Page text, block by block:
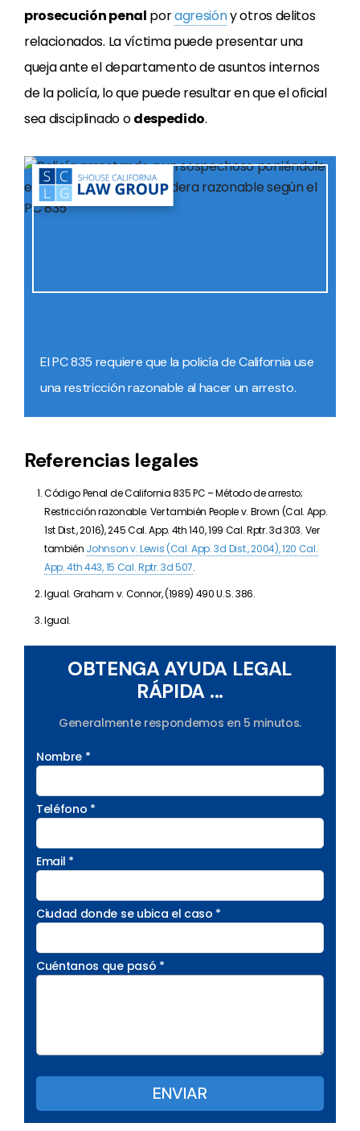
prosecución penal poragresióny otros delitos
relacionados. La víctima puede presentar una
queja ante el departamento de asuntos internos
de la policía, lo que puede resultar en que el oficial
sea disciplinado odespedido.
El PC 835 requiere que la policía de California use
una restricción razonable al hacer un arresto.
Referencias legales
Código Penal de California 835 PC –Método de arresto;
Restricción razonable. Ver también People v. Brown (Cal. App.
1st Dist., 2016), 245 Cal. App. 4th 140, 199 Cal. Rptr. 3d 303. Ver
también Johnson v. Lewis (Cal. App. 3d Dist., 2004), 120 Cal.
App. 4th 443, 15 Cal. Rptr. 3d 507.
Igual. Graham v. Connor, (1989) 490 U.S. 386.
Igual.
OBTENGA AYUDA LEGAL
RÁPIDA ...
Generalmente respondemos en 5 minutos.
Nombre *
Teléfono *
Email *
Ciudad donde se ubica el caso *
Cuéntanos que pasó *